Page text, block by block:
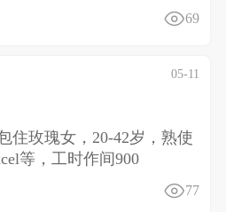
69
05-11
住 玫瑰女，20-42岁，熟使
等，工时作间900
77